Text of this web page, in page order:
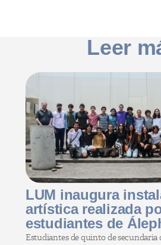
Leer
LUM inaugura
artística realizada
estudiantes de
Estudiantes de quinto de secundaria